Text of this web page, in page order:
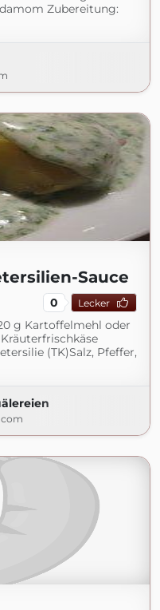
Zubereitung:
Sauce
0 Lecker
g Kartoffelmehl oder
(TK)Salz, Pfeffer,